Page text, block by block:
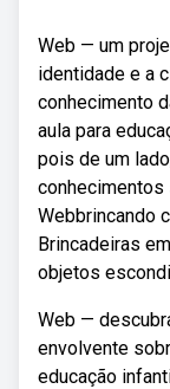
Web — um
identidade e a
conhecimento
aula para
pois de um
conhecimentos
Webbrincando
Brincadeiras
objetos
Web —
envolvente
educação